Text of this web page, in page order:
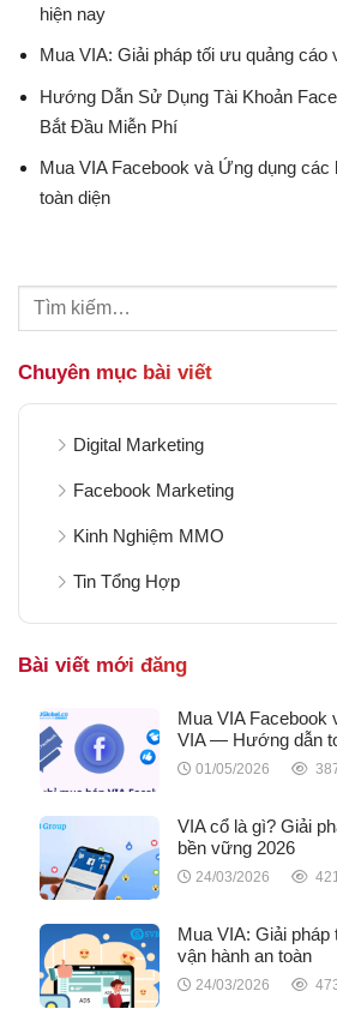
hiện nay
Mua VIA: Giải pháp tối ưu quảng cáo
Hướng Dẫn Sử Dụng Tài Khoản
Bắt Đầu Miễn Phí
Mua VIA Facebook và Ứng dụng
toàn diện
Chuyên mục bài viết
Digital Marketing
Facebook Marketing
Kinh Nghiệm MMO
Tin Tổng Hợp
Bài viết mới đăng
Mua VIA Facebook
VIA — Hướng dẫn
01/05/2026
VIA cổ là gì? Giải
bền vững 2026
24/03/2026
Mua VIA: Giải
vận hành an toàn
24/03/2026